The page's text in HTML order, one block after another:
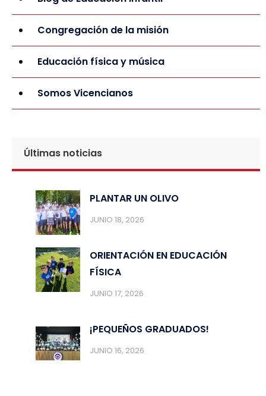
Congregación de la misión
Educación física y música
Somos Vicencianos
Últimas noticias
PLANTAR UN OLIVO
JUNIO 18, 2026
ORIENTACIÓN EN EDUCACIÓN
FÍSICA
JUNIO 17, 2026
¡PEQUEÑOS GRADUADOS!
JUNIO 16, 2026